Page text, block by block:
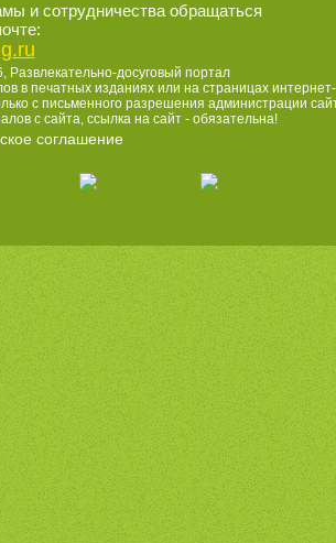
и сотрудничества обращаться
Развлекательно-досуговый портал
в печатных изданиях или на страницах интернет-
с письменного разрешения администрации
с сайта, ссылка на сайт - обязательна!
соглашение